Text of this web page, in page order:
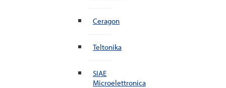
Ceragon
Teltonika
SIAE
Microelettronica